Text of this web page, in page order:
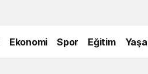
Ekonomi Spor Eğitim